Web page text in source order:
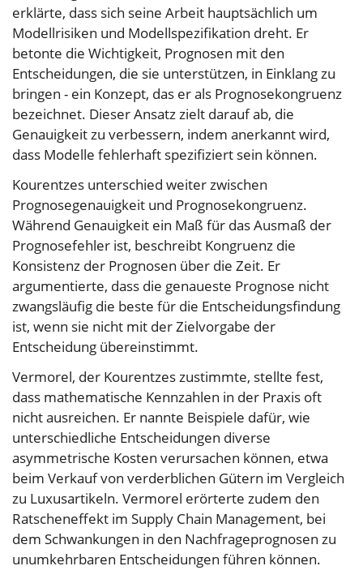
erklärte, dass sich seine Arbeit hauptsächlich um
Modellrisiken und Modellspezifikation dreht. Er
betonte die Wichtigkeit, Prognosen mit den
Entscheidungen, die sie unterstützen, in Einklang zu
bringen - ein Konzept, das er als Prognosekongruenz
bezeichnet. Dieser Ansatz zielt darauf ab, die
Genauigkeit zu verbessern, indem anerkannt wird,
dass Modelle fehlerhaft spezifiziert sein können.
Kourentzes unterschied weiter zwischen
Prognosegenauigkeit und Prognosekongruenz.
Während Genauigkeit ein Maß für das Ausmaß der
Prognosefehler ist, beschreibt Kongruenz die
Konsistenz der Prognosen über die Zeit. Er
argumentierte, dass die genaueste Prognose nicht
zwangsläufig die beste für die Entscheidungsfindung
ist, wenn sie nicht mit der Zielvorgabe der
Entscheidung übereinstimmt.
Vermorel, der Kourentzes zustimmte, stellte fest,
dass mathematische Kennzahlen in der Praxis oft
nicht ausreichen. Er nannte Beispiele dafür, wie
unterschiedliche Entscheidungen diverse
asymmetrische Kosten verursachen können, etwa
beim Verkauf von verderblichen Gütern im Vergleich
zu Luxusartikeln. Vermorel erörterte zudem den
Ratscheneffekt im Supply Chain Management, bei
dem Schwankungen in den Nachfrageprognosen zu
unumkehrbaren Entscheidungen führen können.